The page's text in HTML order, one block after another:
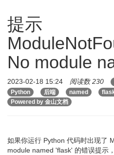
提示
No module
2023-02-18 15:24 阅读数 230
Python
后端 named
Powered by 金山文档
如果你运行 Python 代码时出现了
module named 'flask' 的错误提示